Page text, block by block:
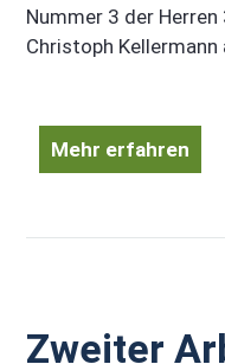
Nummer 3 der
Christoph Kellermann
Mehr erfahren
Zweiter